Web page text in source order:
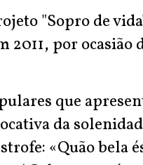
"Sopro de
por ocasião
que
da
«Quão bela